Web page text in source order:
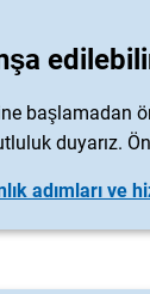
başlamadan
duyarız.
adımları ve